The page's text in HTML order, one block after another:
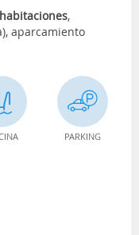
,
aparcamiento
PARKING